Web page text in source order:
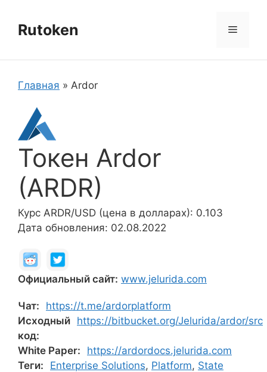
содержимому
Rutoken Меню
Главная » Ardor
Токен Ardor
(ARDR)
Курс ARDR/USD (цена в долларах): 0.103
Дата обновления: 02.08.2022
Официальный сайт: www.jelurida.com
Чат:
https://t.me/ardorplatform
Исходный
код:
https://bitbucket.org/Jelurida/ardor/src
White Paper:
https://ardordocs.jelurida.com
Теги:
Enterprise Solutions, Platform, State